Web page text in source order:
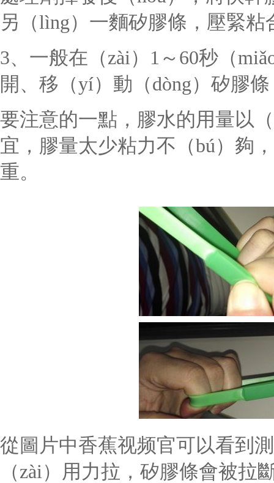
另（lìng）一麵矽膠條，壓緊粘
3、一般在（zài）1～60秒（
開、移（yí）動（dòng）矽膠
要注意的一點，膠水的用量以
宜，膠量太少粘力不（bú）夠
重。
從圖片中香蕉视频官可以看到
（zài）用力拉，矽膠條會被